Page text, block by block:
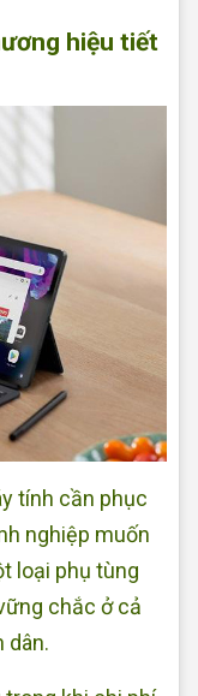
hiệu tiết
tính cần phục
nghiệp muốn
loại phụ tùng
chắc ở cả
dân.